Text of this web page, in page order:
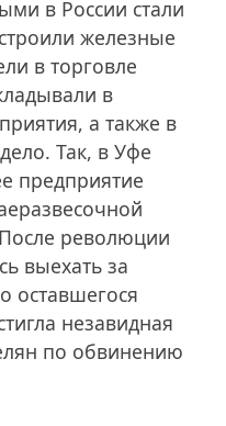
в России стали
железные
в торговле
в
а также в
Так, в Уфе
предприятие
революции
выехать за
оставшегося
незавидная
по обвинению